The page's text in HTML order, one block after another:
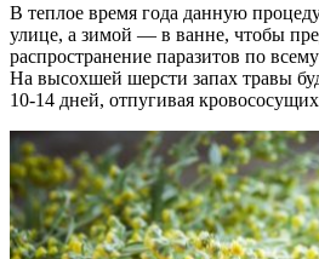
В теплое время года данную
улице, а зимой — в ванне, чтобы
распространение паразитов по
На высохшей шерсти запах травы
10-14 дней, отпугивая